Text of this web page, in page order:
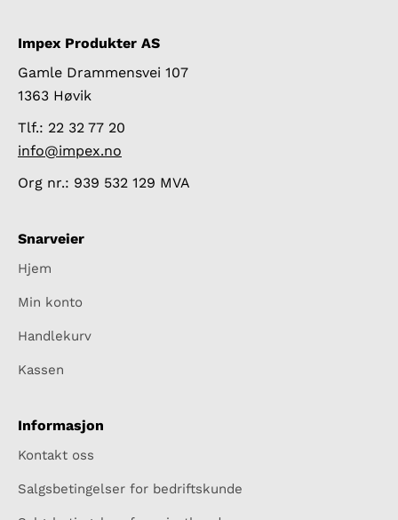
Impex Produkter AS
Gamle Drammensvei 107
1363 Høvik
Tlf.: 22 32 77 20
info@impex.no
Org nr.: 939 532 129 MVA
Snarveier
Hjem
Min konto
Handlekurv
Kassen
Informasjon
Kontakt oss
Salgsbetingelser for bedriftskunde